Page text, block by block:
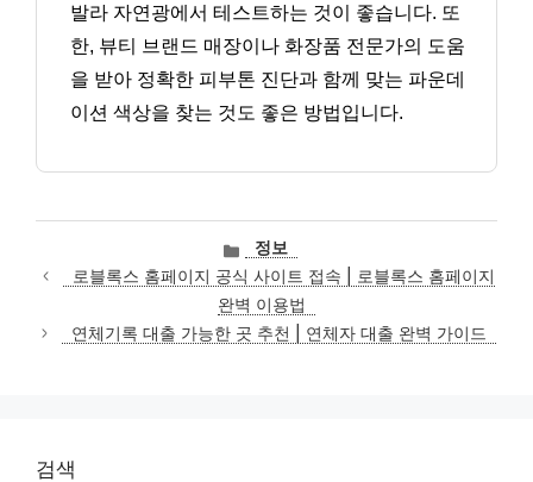
발라 자연광에서 테스트하는 것이 좋습니다. 또
한, 뷰티 브랜드 매장이나 화장품 전문가의 도움
을 받아 정확한 피부톤 진단과 함께 맞는 파운데
이션 색상을 찾는 것도 좋은 방법입니다.
카
테
고
리
정보
로블록스 홈페이지 공식 사이트 접속 | 로블록스 홈페이지
완벽 이용법
연체기록 대출 가능한 곳 추천 | 연체자 대출 완벽 가이드
검색